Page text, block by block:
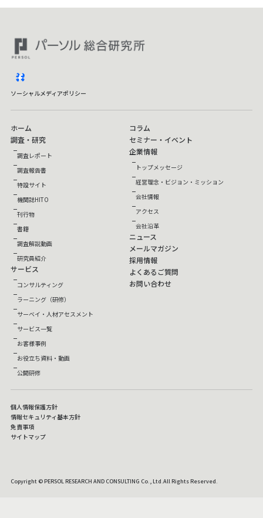
ソーシャルメディアポリシー
ホーム
調査・研究
調査レポート
調査報告書
特設サイト
機関誌HITO
刊行物
書籍
調査解説動画
研究員紹介
サービス
コンサルティング
ラーニング（研修）
サーベイ・人材アセスメント
サービス一覧
お客様事例
お役立ち資料・動画
公開研修
コラム
セミナー・イベント
企業情報
トップメッセージ
経営理念・ビジョン・ミッション
会社情報
アクセス
会社沿革
ニュース
メールマガジン
採用情報
よくあるご質問
お問い合わせ
Copyright © PERSOL RESEARCH AND CONSULTING Co., Ltd.All Rights Reserved.
個人情報保護方針
情報セキュリティ基本方針
免責事項
サイトマップ